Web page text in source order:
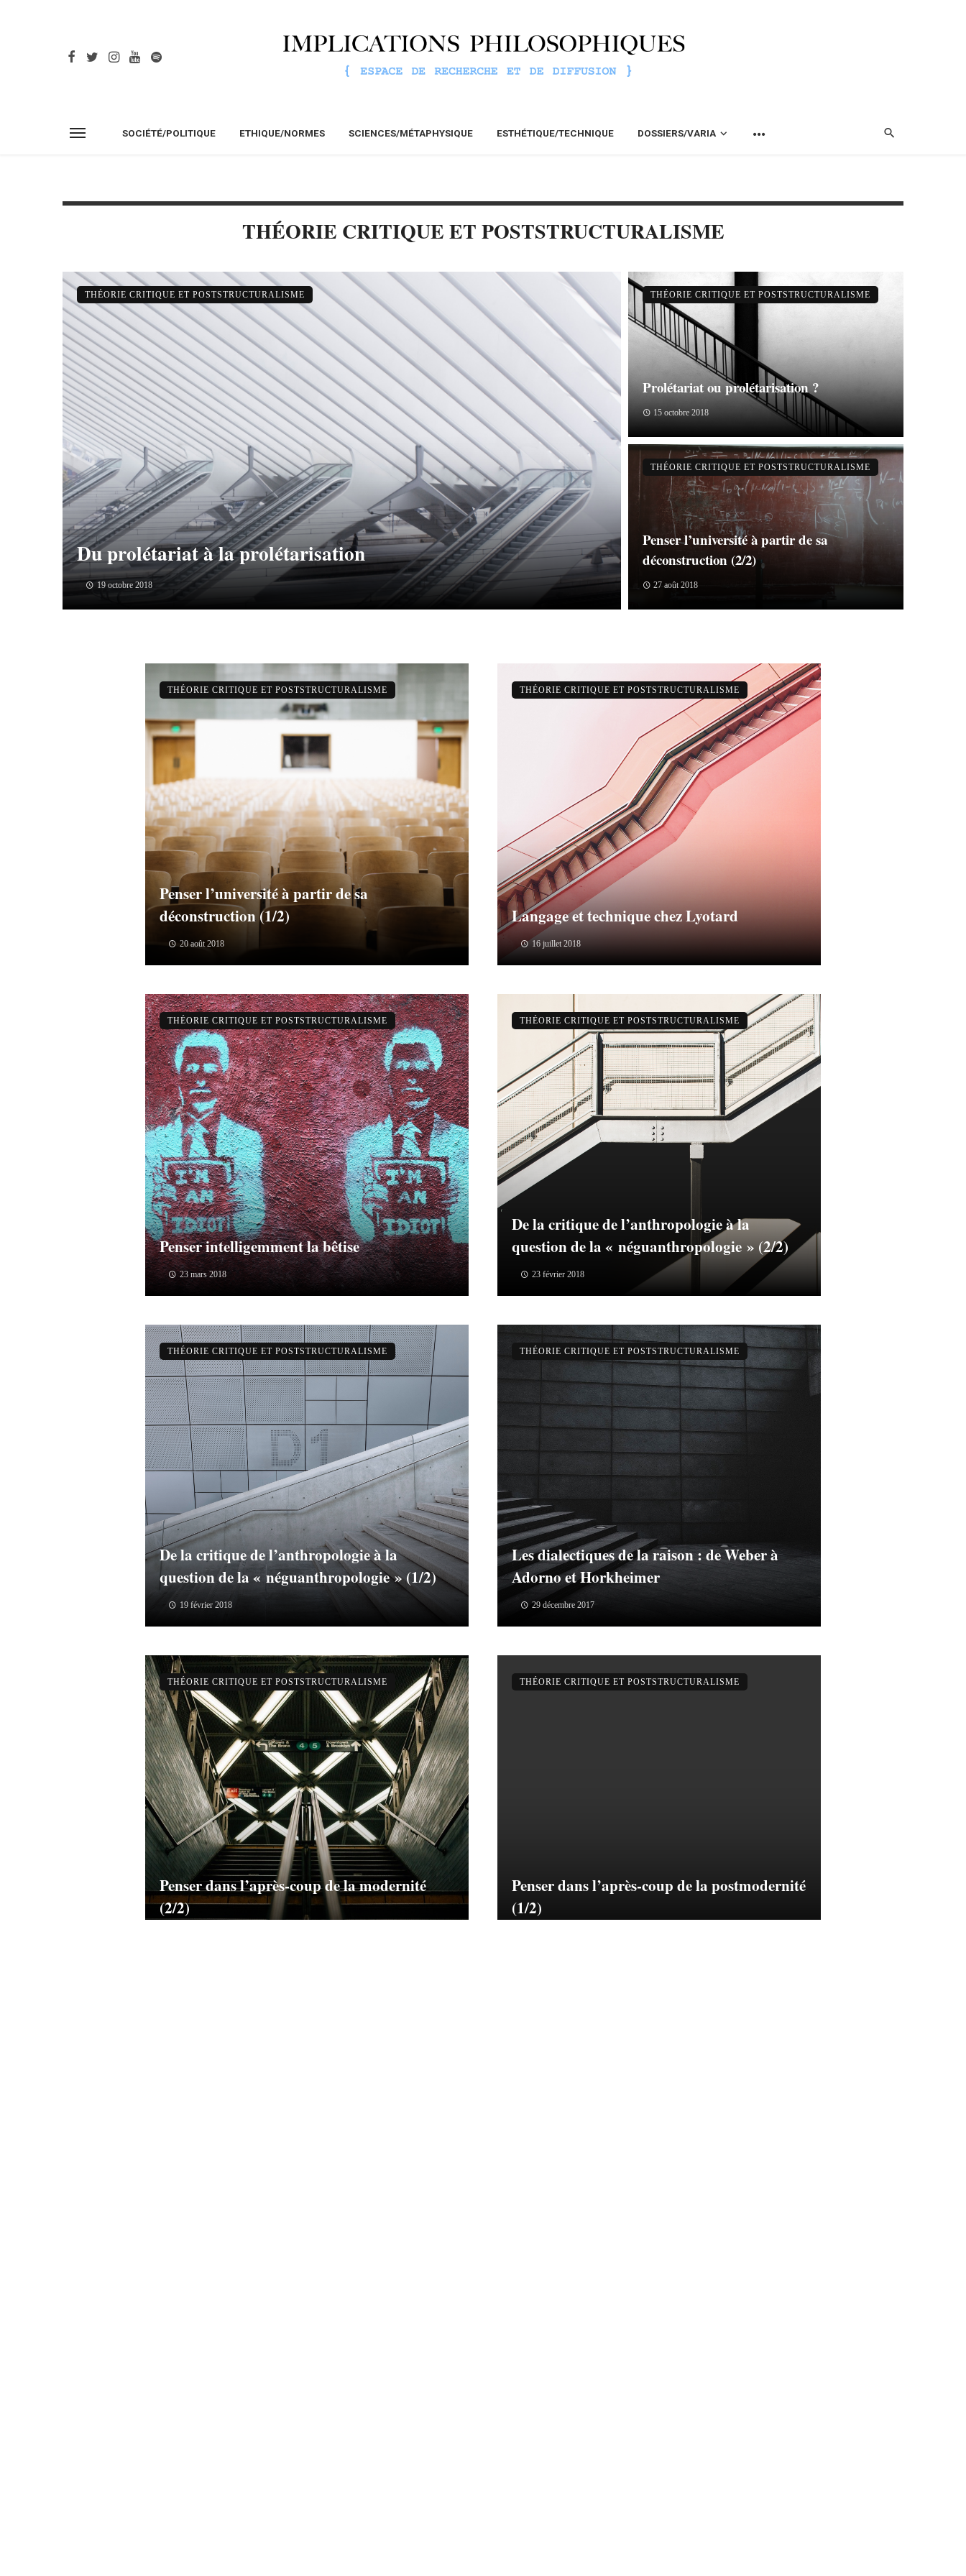
SOCIÉTÉ/POLITIQUE ETHIQUE/NORMES SCIENCES/MÉTAPHYSIQUE ESTHÉTIQUE/TECHNIQUE DOSSIERS/VARIA
THÉORIE CRITIQUE ET POSTSTRUCTURALISME
Du prolétariat à la prolétarisation
19 octobre 2018
THÉORIE CRITIQUE ET POSTSTRUCTURALISME
Prolétariat ou prolétarisation ?
15 octobre 2018
THÉORIE CRITIQUE ET POSTSTRUCTURALISME
Penser l’université à partir de sa
déconstruction (2/2)
27 août 2018
THÉORIE CRITIQUE ET POSTSTRUCTURALISME
Penser l’université à partir de sa
déconstruction (1/2)
20 août 2018
THÉORIE CRITIQUE ET POSTSTRUCTURALISME
Langage et technique chez Lyotard
16 juillet 2018
THÉORIE CRITIQUE ET POSTSTRUCTURALISME
Penser intelligemment la bêtise
23 mars 2018
THÉORIE CRITIQUE ET POSTSTRUCTURALISME
De la critique de l’anthropologie à la
question de la « néguanthropologie » (2/2)
23 février 2018
THÉORIE CRITIQUE ET POSTSTRUCTURALISME
De la critique de l’anthropologie à la
question de la « néguanthropologie » (1/2)
19 février 2018
THÉORIE CRITIQUE ET POSTSTRUCTURALISME
Les dialectiques de la raison : de Weber à
Adorno et Horkheimer
29 décembre 2017
THÉORIE CRITIQUE ET POSTSTRUCTURALISME
Penser dans l’après-coup de la modernité
(2/2)
THÉORIE CRITIQUE ET POSTSTRUCTURALISME
Penser dans l’après-coup de la postmodernité
(1/2)
THÉORIE CRITIQUE ET POSTSTRUCTURALISME